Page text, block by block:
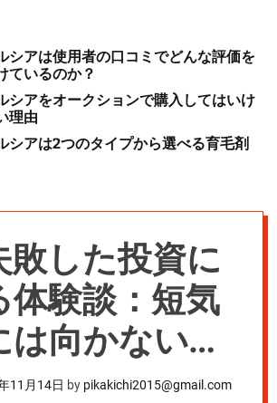
シアは使用者の口コミでどんな評価を
ているのか？
シアをオークションで購入してはいけ
理由
シアは2つのタイプから選べる育毛剤
敗した投資に
体験談：短気
は向かないセ
信
11月14日 by pikakichi2015@gmail.com